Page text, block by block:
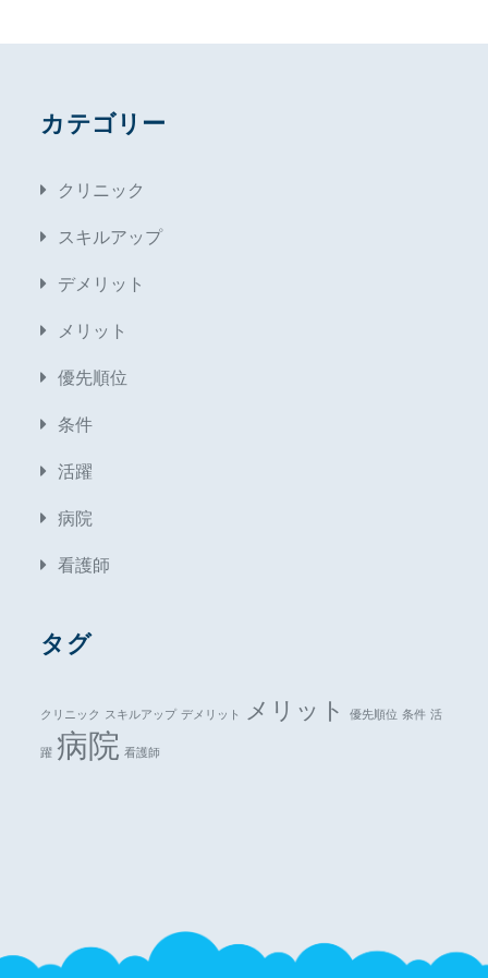
カテゴリー
クリニック
スキルアップ
デメリット
メリット
優先順位
条件
活躍
病院
看護師
タグ
クリニック スキルアップ デメリット メリット 優先順位 条件 活
躍 病院 看護師